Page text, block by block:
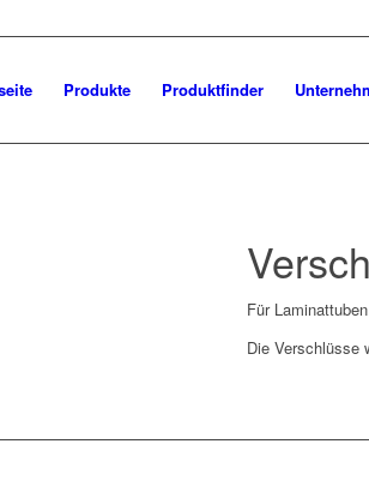
Produkte Produktfinder
Für
Die Verschlüsse